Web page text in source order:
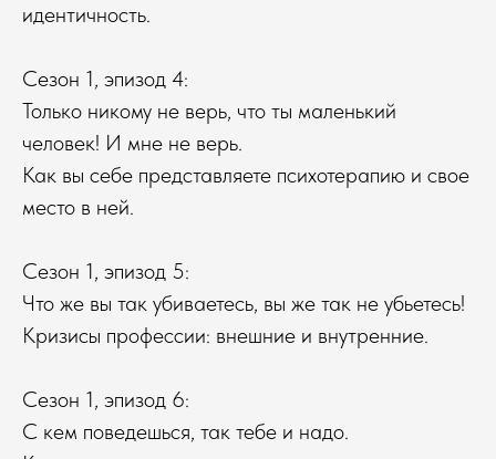
идентичность.
Сезон 1, эпизод 4:
Только никому не верь, что ты маленький
человек! И мне не верь.
Как вы себе представляете психотерапию и свое
место в ней.
Сезон 1, эпизод 5:
Что же вы так убиваетесь, вы же так не убьетесь!
Кризисы профессии: внешние и внутренние.
Сезон 1, эпизод 6:
С кем поведешься, так тебе и надо.